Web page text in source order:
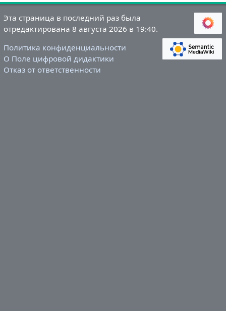
Эта страница в последний раз была
отредактирована 8 августа 2026 в 19:40.
Политика конфиденциальности
О Поле цифровой дидактики
Отказ от ответственности